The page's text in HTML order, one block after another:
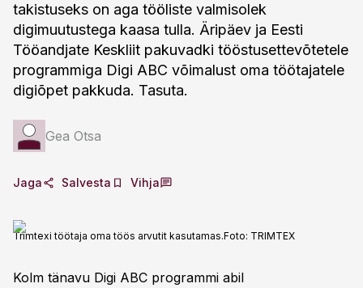
takistuseks on aga tööliste valmisolek
digimuutustega kaasa tulla. Äripäev ja Eesti
Tööandjate Keskliit pakuvadki tööstusettevõtetele
programmiga Digi ABC võimalust oma töötajatele
digiõpet pakkuda. Tasuta.
Gea Otsa
Jaga Salvesta Vihja
Trimtexi töötaja oma töös arvutit kasutamas.Foto: TRIMTEX
Kolm tänavu Digi ABC programmi abil